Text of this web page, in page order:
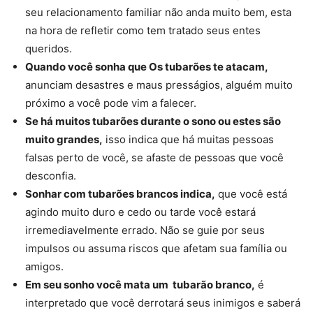
seu relacionamento familiar não anda muito bem, esta
na hora de refletir como tem tratado seus entes
queridos.
Quando você sonha que Os tubarões te atacam,
anunciam desastres e maus presságios, alguém muito
próximo a você pode vim a falecer.
Se há muitos tubarões durante o sono ou estes são
muito grandes, isso indica que há muitas pessoas
falsas perto de você, se afaste de pessoas que você
desconfia.
Sonhar com tubarões brancos indica, que você está
agindo muito duro e cedo ou tarde você estará
irremediavelmente errado. Não se guie por seus
impulsos ou assuma riscos que afetam sua família ou
amigos.
Em seu sonho você mata um tubarão branco, é
interpretado que você derrotará seus inimigos e saberá